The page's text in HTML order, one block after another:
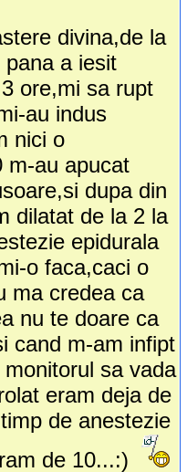
divina,de la
a iesit
ore,mi sa rupt
au indus
nici o
m-au apucat
dupa din
dilatat de la 2 la
epidurala
o faca,caci o
ma credea ca
nu te doare ca
cand m-am infipt
sa vada
eram deja de
de anestezie
de 10...:)